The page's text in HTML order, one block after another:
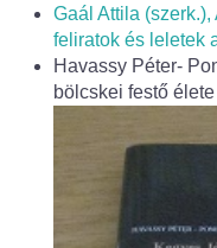
Bölcskei
Óvodakert
Egészségügy
Háziorvos
Gaál Attila
feliratok és leletek
Havassy Péter-
bölcskei festő